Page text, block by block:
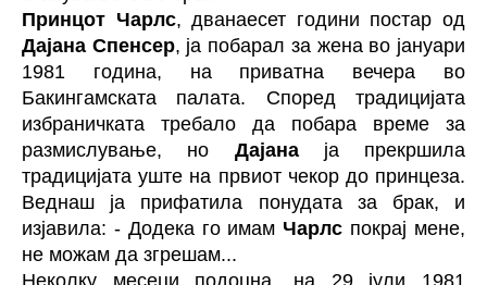
Принцот Чарлс, дванаесет години постар од
Дајана Спенсер, ја побарал за жена во јануари
1981 година, на приватна вечера во
Бакингамската палата. Според традицијата
избраничката требало да побара време за
размислување, но Дајанаја прекршила
традицијата уште на првиот чекор до принцеза.
Веднаш ја прифатила понудата за брак, и
изјавила: - Додека го имам Чарлс покрај мене,
не можам да згрешам...
Неколку месеци подоцна, на 29 јули 1981